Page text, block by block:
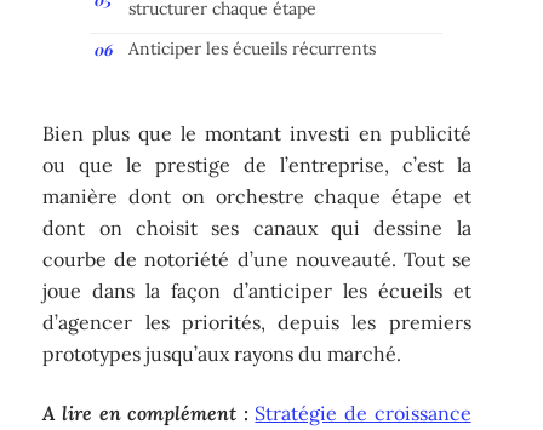
structurer chaque étape
Anticiper les écueils récurrents
Bien plus que le montant investi en publicité
ou que le prestige de l’entreprise, c’est la
manière dont on orchestre chaque étape et
dont on choisit ses canaux qui dessine la
courbe de notoriété d’une nouveauté. Tout se
joue dans la façon d’anticiper les écueils et
d’agencer les priorités, depuis les premiers
prototypes jusqu’aux rayons du marché.
A lire en complément : Stratégie de croissance